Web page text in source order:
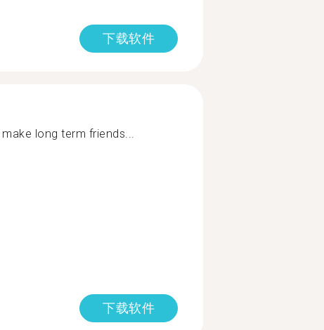
下载软件
long term friends...
下载软件